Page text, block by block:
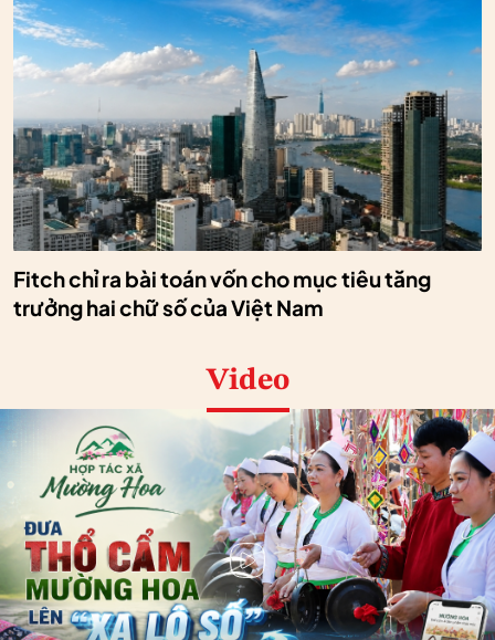
Fitch chỉ ra bài toán vốn cho mục tiêu tăng
trưởng hai chữ số của Việt Nam
Video